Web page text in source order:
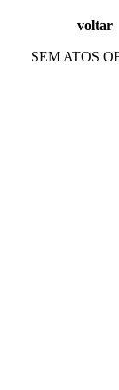
voltar
SEM ATOS